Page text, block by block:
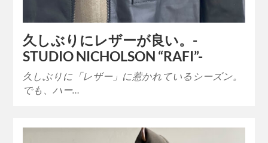
久しぶりにレザーが良い。-
STUDIO NICHOLSON “RAFI”-
久しぶりに「レザー」に惹かれているシーズン。
でも、ハー…